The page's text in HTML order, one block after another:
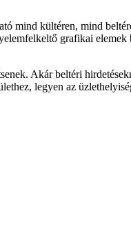
mind kültéren, mind
grafikai
Akár beltéri
legyen az